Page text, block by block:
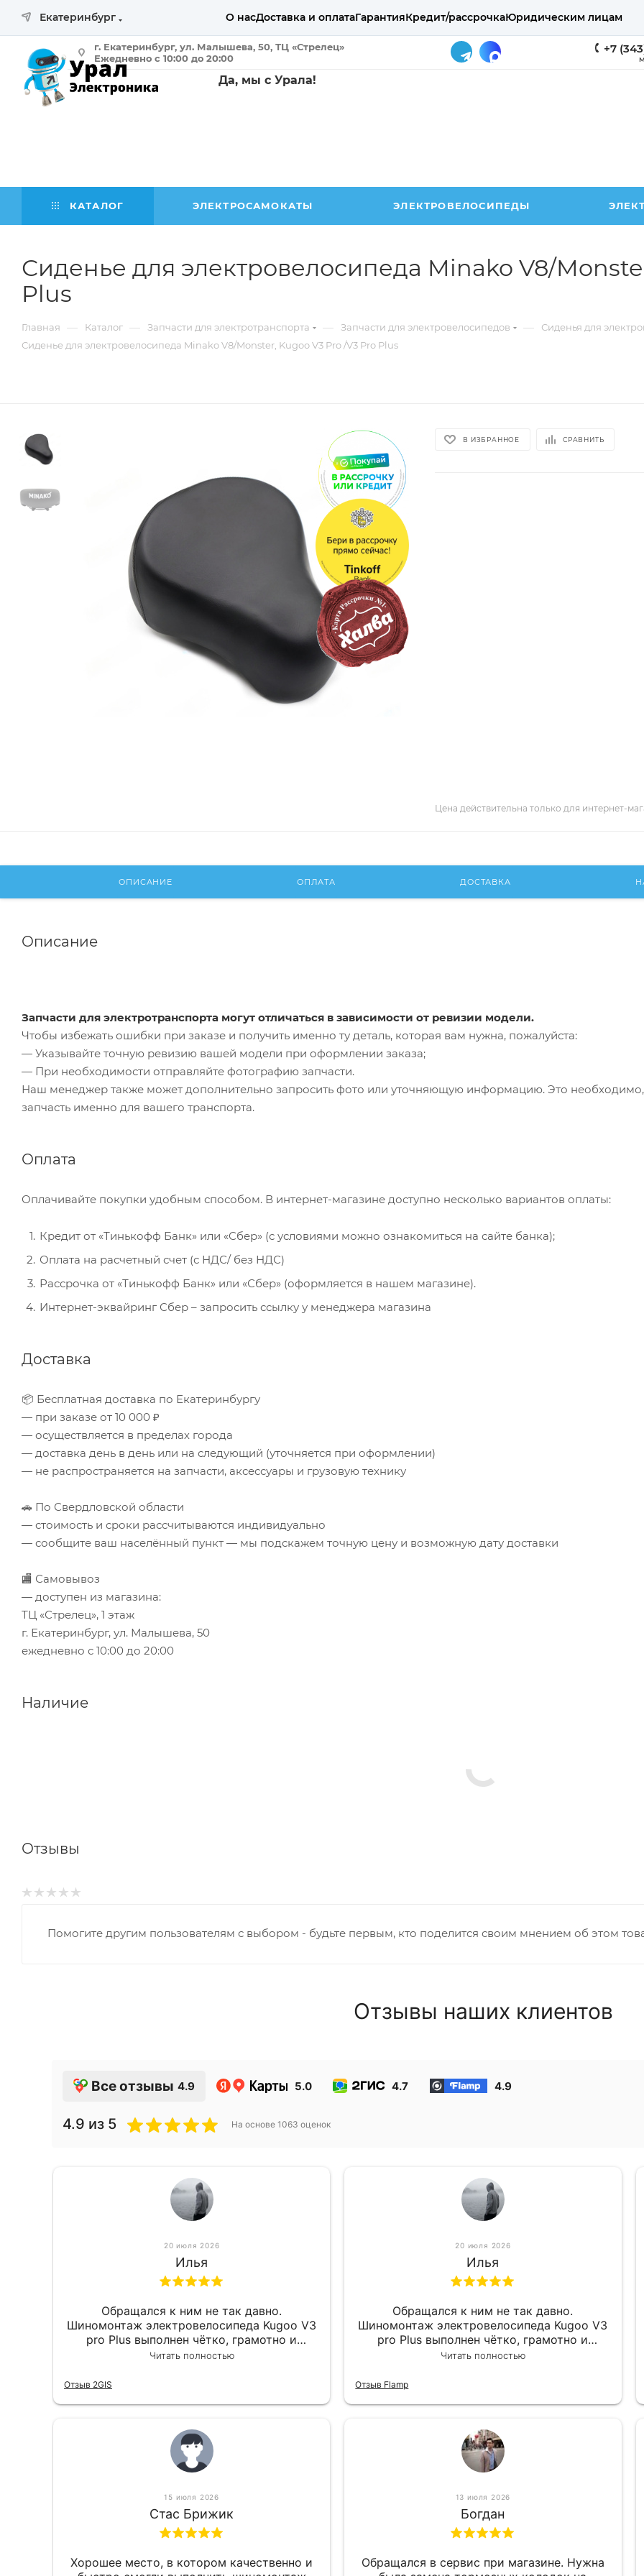
Екатеринбург О насДоставка и оплатаГарантияКредит/рассрочкаЮридическим лицам
г. Екатеринбург, ул. Малышева, 50, ТЦ «Стрелец»
Ежедневно с 10:00 до 20:00
+7
Да, мы с Урала!
КАТАЛОГ ЭЛЕКТРОСАМОКАТЫ ЭЛЕКТРОВЕЛОСИПЕДЫ
Сиденье для электровелосипеда Minako V8/
Plus
Главная — Каталог — Запчасти для электротранспорта — Запчасти для электровелосипедов — Сиденья для
Сиденье для электровелосипеда Minako V8/Monster, Kugoo V3 Pro /V3 Pro Plus
В ИЗБРАННОЕ СРАВНИТЬ
Цена действительна только для интернет-
ОПИСАНИЕ ОПЛАТА ДОСТАВКА
Описание
Запчасти для электротранспорта могут отличаться в зависимости от ревизии модели.
Чтобы избежать ошибки при заказе и получить именно ту деталь, которая вам нужна, пожалуйста:
— Указывайте точную ревизию вашей модели при оформлении заказа;
— При необходимости отправляйте фотографию запчасти.
Наш менеджер также может дополнительно запросить фото или уточняющую информацию. Это
запчасть именно для вашего транспорта.
Оплата
Оплачивайте покупки удобным способом. В интернет-магазине доступно несколько вариантов оплаты:
Кредит от «Тинькофф Банк» или «Сбер» (с условиями можно ознакомиться на сайте банка);
Оплата на расчетный счет (с НДС/ без НДС)
Рассрочка от «Тинькофф Банк» или «Сбер» (оформляется в нашем магазине).
Интернет-эквайринг Сбер – запросить ссылку у менеджера магазина
Доставка
📦 Бесплатная доставка по Екатеринбургу
— при заказе от 10 000 ₽
— осуществляется в пределах города
— доставка день в день или на следующий (уточняется при оформлении)
— не распространяется на запчасти, аксессуары и грузовую технику
🚗 По Свердловской области
— стоимость и сроки рассчитываются индивидуально
— сообщите ваш населённый пункт — мы подскажем точную цену и возможную дату доставки
🏬 Самовывоз
— доступен из магазина:
ТЦ «Стрелец», 1 этаж
г. Екатеринбург, ул. Малышева, 50
ежедневно с 10:00 до 20:00
Наличие
Отзывы
Помогите другим пользователям с выбором - будьте первым, кто поделится своим мнением об этом
Отзывы наших клиентов
Все отзывы 4.9 5.0 4.7 4.9
4.9 из 5 На основе 1063 оценок
20 июля 2026
Илья
Обращался к ним не так давно.
Шиномонтаж электровелосипеда Kugoo V3
pro Plus выполнен чётко, грамотно и
квалифицированно. Всё сделано
Читать полностью
Отзыв 2GIS
20 июля 2026
Илья
Обращался к ним не так давно.
Шиномонтаж электровелосипеда Kugoo V3
pro Plus выполнен чётко, грамотно и
квалифицированно. Всё сделано
Читать полностью
Отзыв Flamp
15 июля 2026
Стас Брижик
Хорошее место, в котором качественно и
13 июля 2026
Богдан
Обращался в сервис при магазине. Нужна